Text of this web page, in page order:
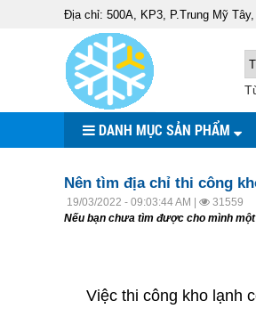
Địa chỉ: 500A, KP3, P.Trung Mỹ Tây,
DANH MỤC SẢN PHẨM
Nên tìm địa chỉ thi công
19/03/2022 - 09:03:44 AM |
31559
Nếu bạn chưa tìm được cho mình
Việc thi công kho lạnh